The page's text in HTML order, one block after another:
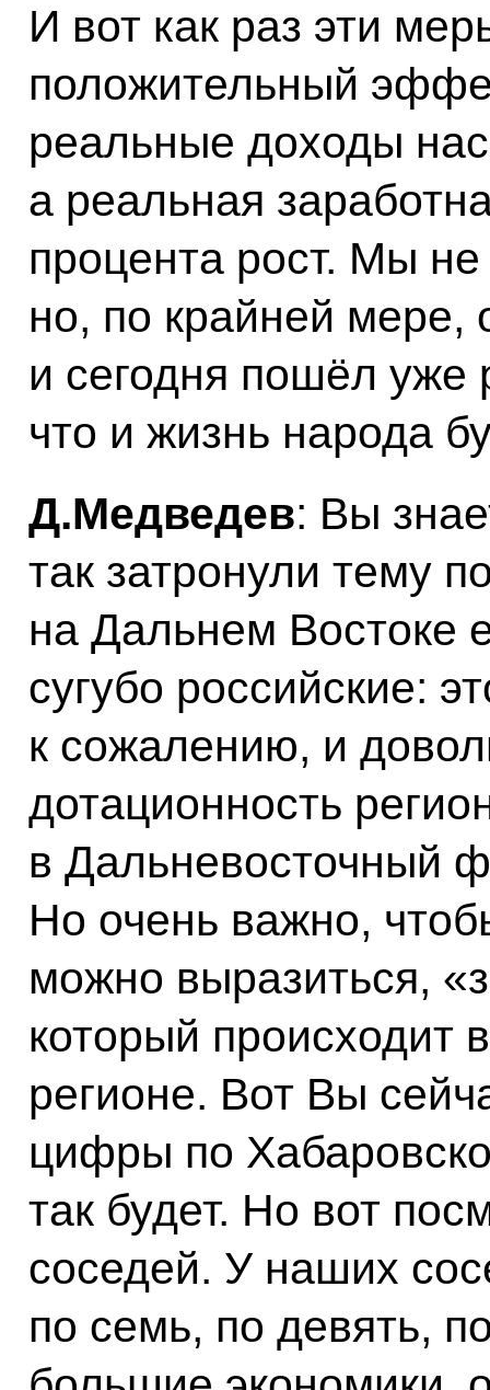
И вот как раз эти
положительный
реальные доходы
а реальная
процента рост. Мы
но, по крайней мере,
и сегодня пошёл уже
что и жизнь народа
Д.Медведев: Вы
так затронули тему
на Дальнем Востоке
сугубо российские:
к сожалению, и
дотационность
в Дальневосточный
Но очень важно,
можно выразиться,
который происходит
регионе. Вот Вы
цифры по
так будет. Но вот
соседей. У наших
по семь, по девять,